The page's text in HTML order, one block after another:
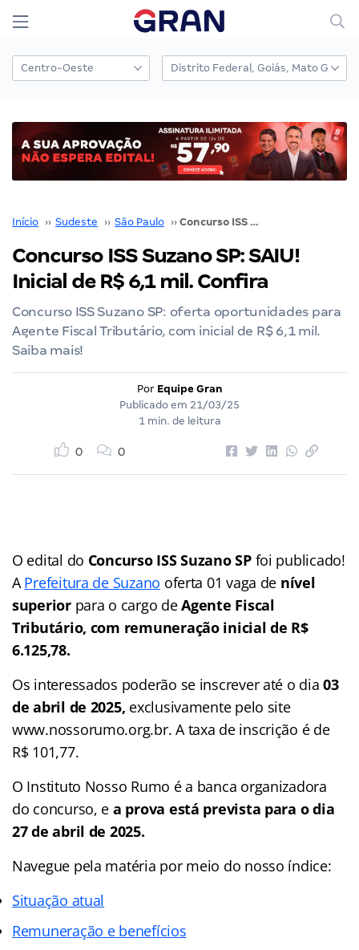
Início ›› Sudeste ›› São Paulo ›› Concurso ISS Suzano SP: SAIU! Inicial de R$ 6,1 mil. Confira
Concurso ISS Suzano SP: SAIU!
Inicial de R$ 6,1 mil. Confira
Concurso ISS Suzano SP: oferta oportunidades para
Agente Fiscal Tributário, com inicial de R$ 6,1 mil.
Saiba mais!
Por Equipe Gran
Publicado em 21/03/25
1 min. de leitura
0 0
O edital do Concurso ISS Suzano SPfoi publicado!
APrefeitura de Suzano oferta 01 vaga de nível
superiorpara o cargo deAgente Fiscal
Tributário, com remuneração inicial de R$
6.125,78.
Os interessados poderão se inscrever até o dia03
de abril de 2025, exclusivamente pelo site
www.nossorumo.org.br. A taxa de inscrição é de
R$ 101,77.
O Instituto Nosso Rumo é a banca organizadora
do concurso, e a prova está prevista para o dia
27 de abril de 2025.
Navegue pela matéria por meio do nosso índice:
Situação atual
Remuneração e benefícios